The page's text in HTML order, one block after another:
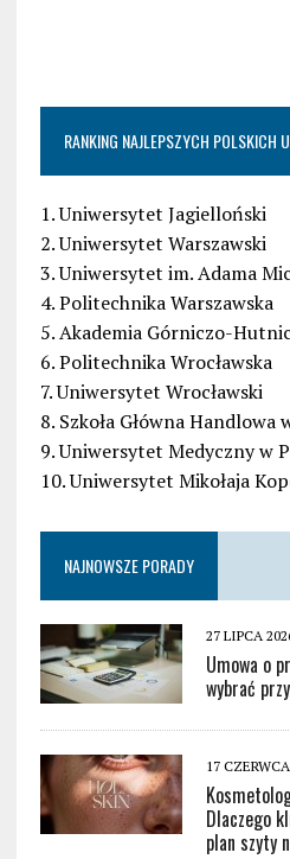
RANKING NAJLEPSZYCH POLSKICH
1. Uniwersytet Jagielloński
2. Uniwersytet Warszawski
3. Uniwersytet im. Adama
4. Politechnika Warszawska
5. Akademia Górniczo-
6. Politechnika Wrocławska
7. Uniwersytet Wrocławski
8. Szkoła Główna Handlowa
9. Uniwersytet Medyczny w
10. Uniwersytet Mikołaja
NAJNOWSZE PORADY
27 LIPCA
Umowa o
wybrać
17
Dlaczego
plan szyty